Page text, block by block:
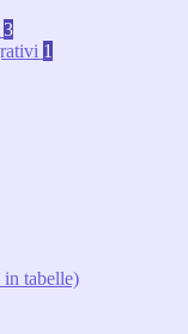
3
1
tabelle)